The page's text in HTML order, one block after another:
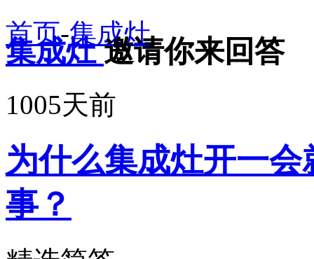
首页-集成灶
集成灶邀请你来回答
1005天前
为什么集成灶开一
事？